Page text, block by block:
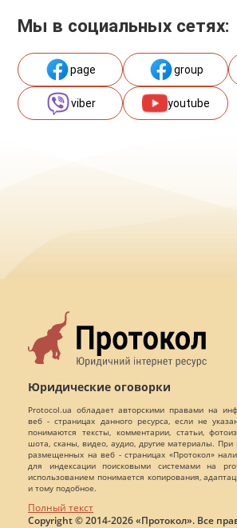
Мы в социальных сетях:
page group
viber youtube
Юридические оговорки
Protocol.ua обладает авторскими правами на
веб - страницах данного ресурса, если не
понимаются тексты, комментарии, статьи,
шота, сканы, видео, аудио, другие материалы. При
размещенных на веб - страницах «Протокол»
для индексации поисковыми системами на
использованием понимается копирования,
и тому подобное.
Полный текст
Copyright © 2014-2026 «Протокол». Все